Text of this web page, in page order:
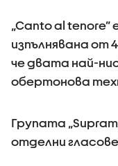
„Canto al tenore”
изпълнявана от
че двата най-
обертонова
Групата
отделни